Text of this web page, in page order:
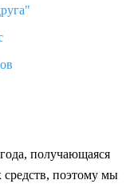
получающаяся
поэтому мы